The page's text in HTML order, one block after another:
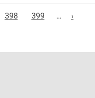
398 399 … ›